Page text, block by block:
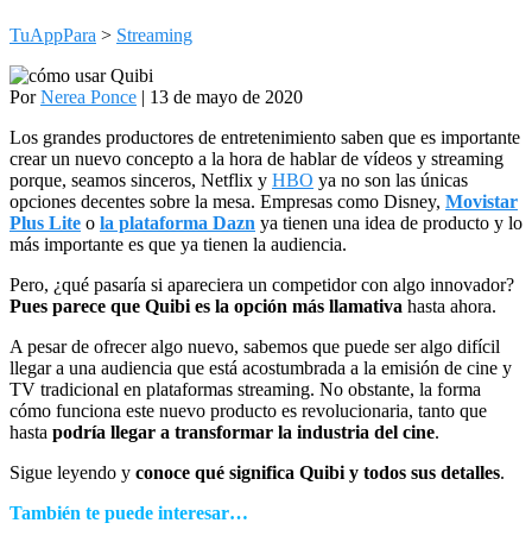
TuAppPara > Streaming
PorNerea Ponce | 13 de mayo de 2020
Los grandes productores de entretenimiento saben que es importante
crear un nuevo concepto a la hora de hablar de vídeos y streaming
porque, seamos sinceros, Netflix y HBO ya no son las únicas
opciones decentes sobre la mesa. Empresas como Disney, Movistar
Plus Lite o la plataforma Dazn ya tienen una idea de producto y lo
más importante es que ya tienen la audiencia.
Pero, ¿qué pasaría si apareciera un competidor con algo innovador?
Pues parece que Quibi es la opción más llamativa hasta ahora.
A pesar de ofrecer algo nuevo, sabemos que puede ser algo difícil
llegar a una audiencia que está acostumbrada a la emisión de cine y
TV tradicional en plataformas streaming. No obstante, la forma
cómo funciona este nuevo producto es revolucionaria, tanto que
hasta podría llegar a transformar la industria del cine.
Sigue leyendo y conoce qué significa Quibi y todos sus detalles.
También te puede interesar…